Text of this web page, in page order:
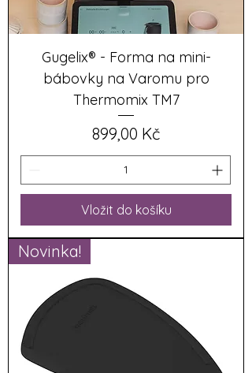
Gugelix® - Forma na mini-
bábovky na Varomu pro
Thermomix TM7
Cena
899,00 Kč
Vložit do košíku
Novinka!